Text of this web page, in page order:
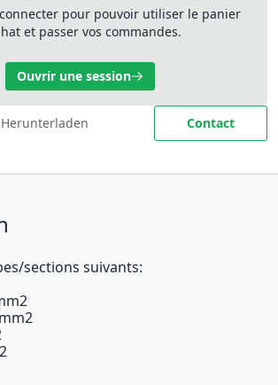
pour pouvoir utiliser le panier
et passer vos commandes.
Ouvrir une session
Contact
sections suivants: